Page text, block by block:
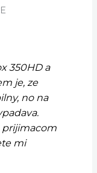
350HD a
je, ze
no na
prijimacom
mi